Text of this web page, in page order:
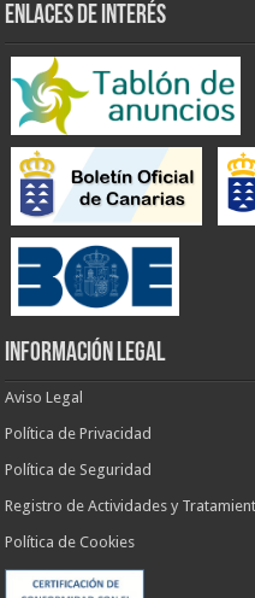
ENLACES DE INTERÉS
INFORMACIÓN LEGAL
Aviso Legal
Política de Privacidad
Política de Seguridad
Registro de Actividades y
Política de Cookies